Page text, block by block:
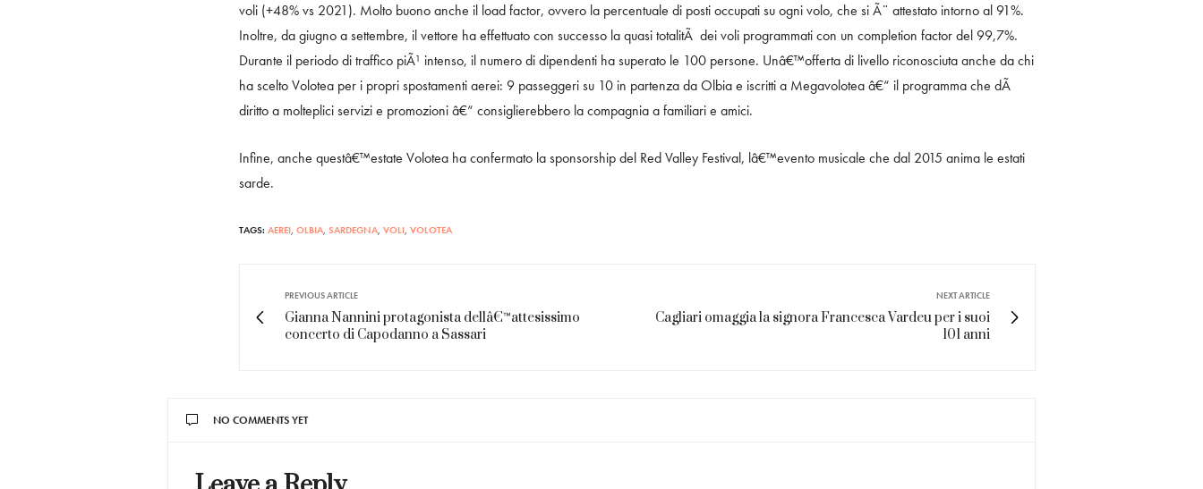
voli (+48% vs 2021). Molto buono anche il load factor, ovvero la percentuale di posti occupati su ogni volo, che si Ã¨ attestato intorno al 91%.
Inoltre, da giugno a settembre, il vettore ha effettuato con successo la quasi totalitÃ dei voli programmati con un completion factor del 99,7%.
Durante il periodo di traffico piÃ¹ intenso, il numero di dipendenti ha superato le 100 persone. Unâ€™offerta di livello riconosciuta anche da chi
ha scelto Volotea per i propri spostamenti aerei: 9 passeggeri su 10 in partenza da Olbia e iscritti a Megavolotea â€“ il programma che dÃ
diritto a molteplici servizi e promozioni â€“ consiglierebbero la compagnia a familiari e amici.
Infine, anche questâ€™estate Volotea ha confermato la sponsorship del Red Valley Festival, lâ€™evento musicale che dal 2015 anima le estati
sarde.
TAGS: AEREI, OLBIA, SARDEGNA, VOLI, VOLOTEA
PREVIOUS ARTICLE
Gianna Nannini protagonista dellâ€™attesissimo
concerto di Capodanno a Sassari
NEXT ARTICLE
Cagliari omaggia la signora Francesca Vardeu per i suoi
101 anni
NO COMMENTS YET